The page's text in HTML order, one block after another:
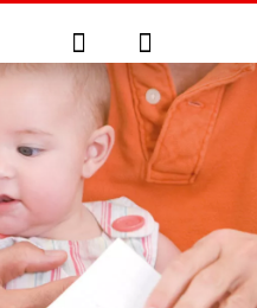
Suche Anmelden